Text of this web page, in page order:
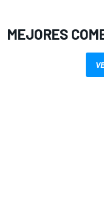
MEJORES